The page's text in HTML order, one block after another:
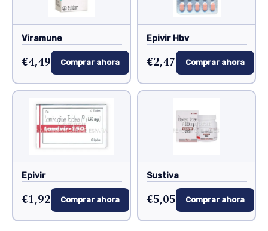
Viramune
€4,49 Comprar ahora
Epivir Hbv
€2,47 Comprar ahora
Epivir
€1,92 Comprar ahora
Sustiva
€5,05 Comprar ahora